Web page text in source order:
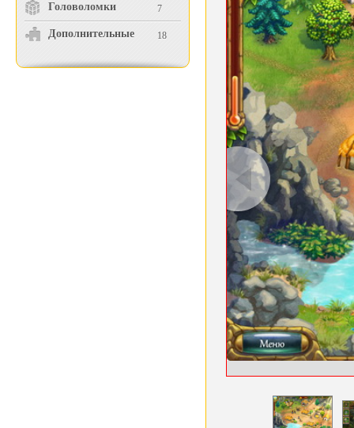
Головоломки 7
Дополнительные 18